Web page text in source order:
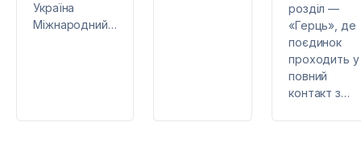
Україна
Міжнародний…
розділ —
«Герць», де
поєдинок
проходить у
повний
контакт з…